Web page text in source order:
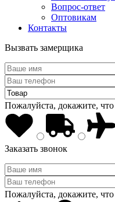
Вопрос-ответ
Оптовикам
Контакты
Вызвать замерщика
Пожалуйста, докажите,
Заказать звонок
Пожалуйста, докажите,